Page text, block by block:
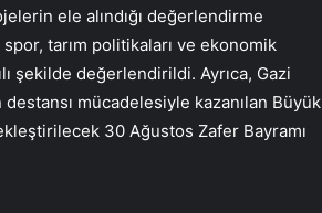
ele alındığı değerlendirme
tarım politikaları ve ekonomik
şekilde değerlendirildi. Ayrıca, Gazi
mücadelesiyle kazanılan Büyük
30 Ağustos Zafer Bayramı